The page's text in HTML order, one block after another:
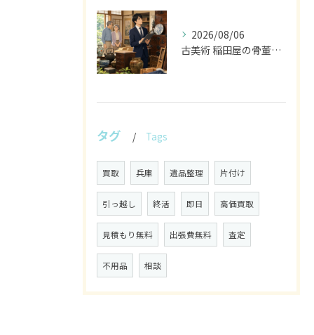
2026/08/06
古美術 稲田屋の骨董家具と遺品整理の目利き
タグ Tags
買取 兵庫 遺品整理 片付け
引っ越し 終活 即日 高価買取
見積もり無料 出張費無料 査定
不用品 相談